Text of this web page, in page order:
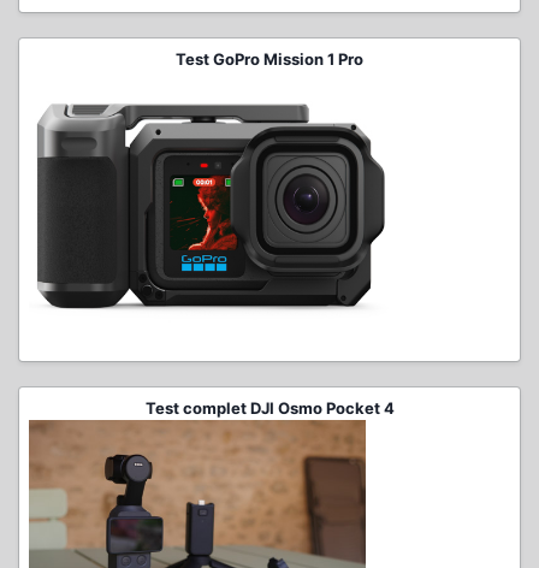
Test GoPro Mission 1 Pro
Test complet DJI Osmo Pocket 4